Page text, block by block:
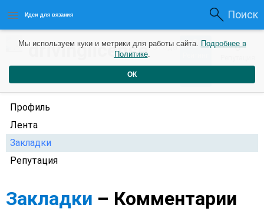
Идеи для вязания Поиск
drivinglicense3 года 0 0
Профиль
Лента
Закладки
Репутация
Закладки – Комментарии
Мы используем куки и метрики для работы сайта. Подробнее в
Политике.
ОК